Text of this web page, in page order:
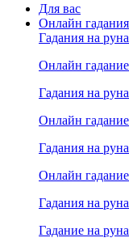
Для вас
Онлайн гадания
Гадания на
Онлайн
Гадания на
Онлайн
Гадания на
Онлайн
Гадания на
Гадание на